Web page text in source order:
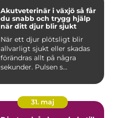
Akutveterinär i växjö så får
du snabb och trygg hjälp
när ditt djur blir sjukt
När ett djur plötsligt blir
allvarligt sjukt eller skadas
förändras allt på några
sekunder. Pulsen s...
31. maj